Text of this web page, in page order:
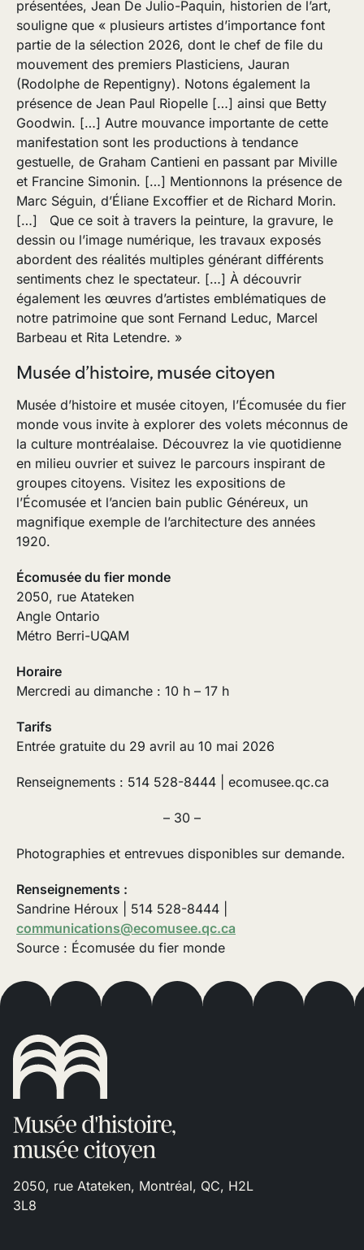
présentées, Jean De Julio-Paquin, historien de l’art,
souligne que « plusieurs artistes d’importance font
partie de la sélection 2026, dont le chef de file du
mouvement des premiers Plasticiens, Jauran
(Rodolphe de Repentigny). Notons également la
présence de Jean Paul Riopelle […] ainsi que Betty
Goodwin. […] Autre mouvance importante de cette
manifestation sont les productions à tendance
gestuelle, de Graham Cantieni en passant par Miville
et Francine Simonin. […] Mentionnons la présence de
Marc Séguin, d’Éliane Excoffier et de Richard Morin.
[…] Que ce soit à travers la peinture, la gravure, le
dessin ou l’image numérique, les travaux exposés
abordent des réalités multiples générant différents
sentiments chez le spectateur. […] À découvrir
également les œuvres d’artistes emblématiques de
notre patrimoine que sont Fernand Leduc, Marcel
Barbeau et Rita Letendre. »
Musée d’histoire, musée citoyen
Musée d’histoire et musée citoyen, l’Écomusée du fier
monde vous invite à explorer des volets méconnus de
la culture montréalaise. Découvrez la vie quotidienne
en milieu ouvrier et suivez le parcours inspirant de
groupes citoyens. Visitez les expositions de
l’Écomusée et l’ancien bain public Généreux, un
magnifique exemple de l’architecture des années
1920.
Écomusée du fier monde
2050, rue Atateken
Angle Ontario
Métro Berri-UQAM
Horaire
Mercredi au dimanche : 10 h – 17 h
Tarifs
Entrée gratuite du 29 avril au 10 mai 2026
Renseignements : 514 528-8444 | ecomusee.qc.ca
– 30 –
Photographies et entrevues disponibles sur demande.
Renseignements :
Sandrine Héroux | 514 528-8444 |
communications@ecomusee.qc.ca
Source : Écomusée du fier monde
2050, rue Atateken, Montréal, QC, H2L
3L8